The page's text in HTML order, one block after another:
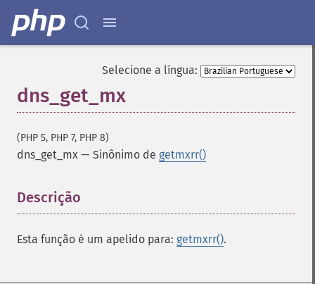
Selecione a língua:
dns_get_mx
(PHP 5, PHP 7, PHP 8)
dns_get_mx — Sinônimo de getmxrr()
Descrição
Esta função é um apelido para: getmxrr().